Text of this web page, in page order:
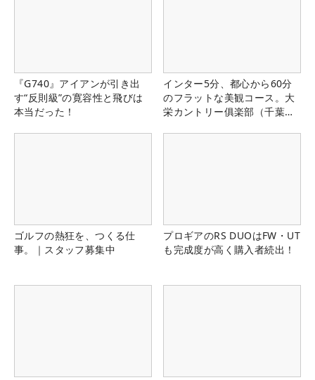
『G740』アイアンが引き出
す“反則級”の寛容性と飛びは
本当だった！
インター5分、都心から60分
のフラットな美観コース。大
栄カントリー俱楽部（千葉
ゴルフの熱狂を、つくる仕
事。｜スタッフ募集中
プロギアのRS DUOはFW・UT
も完成度が高く購入者続出！